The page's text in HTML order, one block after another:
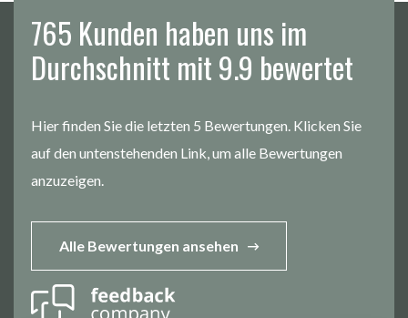
765 Kunden haben uns im
Durchschnitt mit 9.9 bewertet
Hier finden Sie die letzten 5 Bewertungen. Klicken Sie
auf den untenstehenden Link, um alle Bewertungen
anzuzeigen.
Alle Bewertungen ansehen